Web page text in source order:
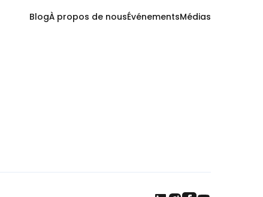
BlogÀ propos de nousÉvénementsMédias